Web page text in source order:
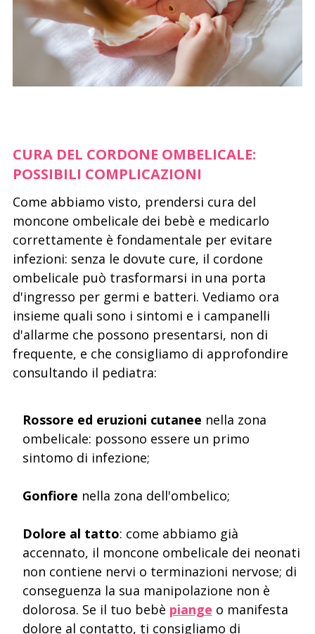
CURA DEL CORDONE OMBELICALE:
POSSIBILI COMPLICAZIONI
Come abbiamo visto, prendersi cura del
moncone ombelicale dei bebè e medicarlo
correttamente è fondamentale per evitare
infezioni: senza le dovute cure, il cordone
ombelicale può trasformarsi in una porta
d'ingresso per germi e batteri. Vediamo ora
insieme quali sono i sintomi e i campanelli
d'allarme che possono presentarsi, non di
frequente, e che consigliamo di approfondire
consultando il pediatra:
Rossore ed eruzioni cutanee nella zona
ombelicale: possono essere un primo
sintomo di infezione;
Gonfiore nella zona dell'ombelico;
Dolore al tatto: come abbiamo già
accennato, il moncone ombelicale dei neonati
non contiene nervi o terminazioni nervose; di
conseguenza la sua manipolazione non è
dolorosa. Se il tuo bebè piange o manifesta
dolore al contatto, ti consigliamo di